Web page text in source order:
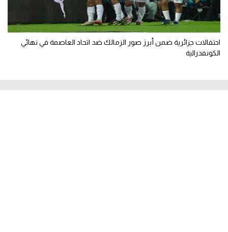
احتفالات جزائرية ضمن أبرز صور الزمالك ضد اتحاد العاصمة في نهائي
الكونفدرالية